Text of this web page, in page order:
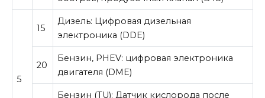
5
15
Дизель: Цифровая дизельная
электроника (DDE)
20
Бензин, PHEV: цифровая электроника
двигателя (DME)
Бензин (TU): Датчик кислорода после